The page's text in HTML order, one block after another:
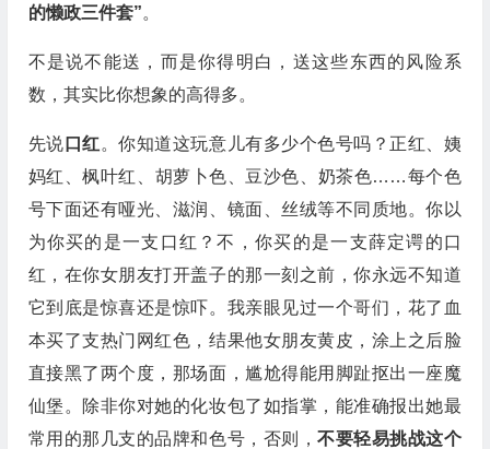
的懒政三件套”。
不是说不能送，而是你得明白，送这些东西的风险系
数，其实比你想象的高得多。
先说 口红。你知道这玩意儿有多少个色号吗？正红、姨
妈红、枫叶红、胡萝卜色、豆沙色、奶茶色……每个色
号下面还有哑光、滋润、镜面、丝绒等不同质地。你以
为你买的是一支口红？不，你买的是一支薛定谔的口
红，在你女朋友打开盖子的那一刻之前，你永远不知道
它到底是惊喜还是惊吓。我亲眼见过一个哥们，花了血
本买了支热门网红色，结果他女朋友黄皮，涂上之后脸
直接黑了两个度，那场面，尴尬得能用脚趾抠出一座魔
仙堡。除非你对她的化妆包了如指掌，能准确报出她最
常用的那几支的品牌和色号，否则，不要轻易挑战这个